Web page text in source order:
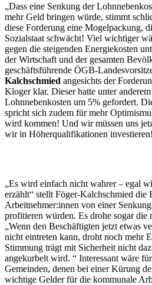
„Dass eine Senkung der
mehr Geld bringen würde, stimmt
diese Forderung eine Mogelpackung,
Sozialstaat schwächt! Viel wichtiger
gegen die steigenden Energiekosten
der Wirtschaft und der gesamten
geschäftsführende ÖGB-
Kalchschmied angesichts der
Kloger klar. Dieser hatte unter
Lohnnebenkosten um 5% gefordert.
spricht sich zudem für mehr
wird kommen! Und wir müssen uns
wir in Höherqualifikationen
„Es wird einfach nicht wahrer – egal
erzählt“ stellt Föger-Kalchschmied die
Arbeitnehmer:innen von einer
profitieren würden. Es drohe sogar die
„Wenn den Beschäftigten jetzt etwas
nicht eintreten kann, droht noch mehr
Stimmung trägt mit Sicherheit nicht
angekurbelt wird. “ Interessant wäre
Gemeinden, denen bei einer Kürung
wichtige Gelder für die kommunale